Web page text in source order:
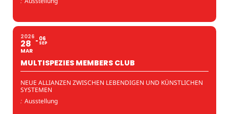
2026
28
MAR
06
SEP
MULTISPEZIES MEMBERS CLUB
NEUE ALLIANZEN ZWISCHEN LEBENDIGEN UND KÜNSTLICHEN
SYSTEMEN
: Ausstellung